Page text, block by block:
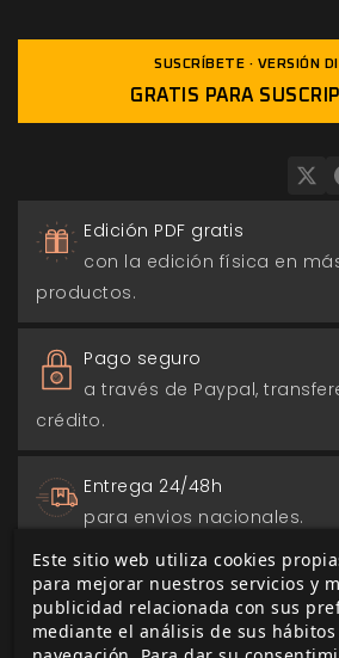
SUSCRÍBETE · VERSIÓN
GRATIS PARA
Edición PDF gratis
con la edición física en
productos.
Pago seguro
a través de Paypal,
crédito.
Entrega 24/48h
para envios nacionales.
Biblioteca digital
actualizada con todos los
o comprados.
Este sitio web utiliza cookies
para mejorar nuestros servicios y
publicidad relacionada con sus
mediante el análisis de sus hábitos